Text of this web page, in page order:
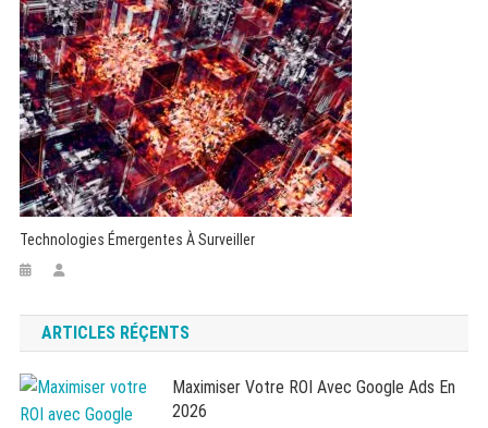
Technologies Émergentes À Surveiller
ARTICLES RÉÇENTS
Maximiser Votre ROI Avec Google Ads En
2026